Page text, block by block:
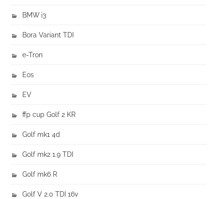
BMW i3
Bora Variant TDI
e-Tron
Eos
EV
ffp cup Golf 2 KR
Golf mk1 4d
Golf mk2 1.9 TDI
Golf mk6 R
Golf V 2.0 TDI 16v